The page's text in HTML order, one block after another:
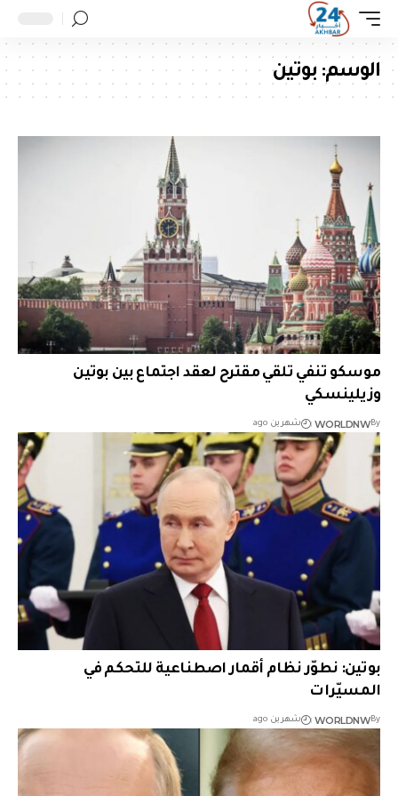
الوسم: بوتين
موسكو تنفي تلقي مقترح لعقد اجتماع بين بوتين
وزيلينسكي
By
WORLDNW شهرين ago
بوتين: نطوّر نظام أقمار اصطناعية للتحكم في
المسيّرات
By
WORLDNW شهرين ago